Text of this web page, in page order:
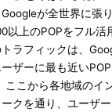
が全世界に張
以上のPOPをフル活
ラフィックは、
ザーに最も近い
ここから各地域のイ
クを通り、ユーザ